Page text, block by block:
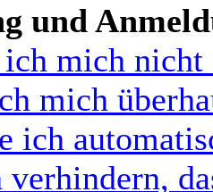
und
mich nicht
mich
ich